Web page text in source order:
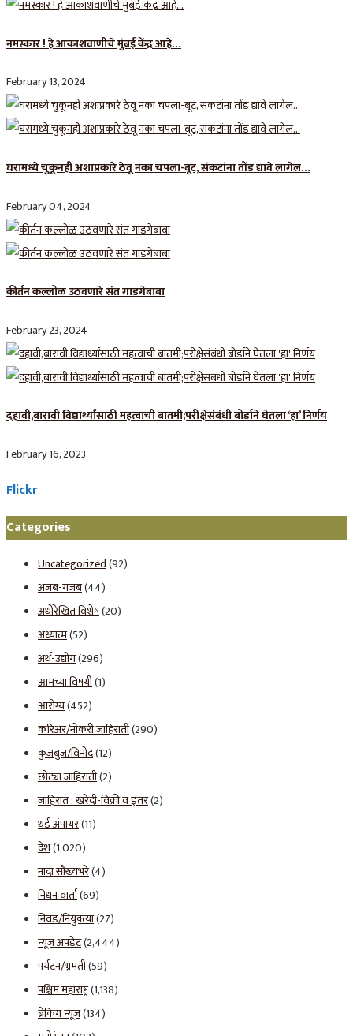
नमस्कार ! हे आकाशवाणीचे मुंबई केंद्र आहे…
February 13, 2024
घरामध्ये चुकूनही अशाप्रकारे ठेवू नका चपला-बूट, संकटांना तोंड द्यावे लागेल…
February 04, 2024
कीर्तन कल्लोळ उठवणारे संत गाडगेबाबा
February 23, 2024
दहावी,बारावी विद्यार्थ्यांसाठी महत्वाची बातमी;परीक्षेसंबंधी बोर्डाने घेतला ‘हा’ निर्णय
February 16, 2023
Flickr
Categories
Uncategorized(92)
अजब-गजब(44)
अधोरेखित विशेष(20)
अध्यात्म(52)
अर्थ-उद्योग(296)
आमच्या विषयी(1)
आरोग्य(452)
करिअर/नोकरी जाहिराती(290)
कुजबुज/विनोद(12)
छोट्या जाहिराती(2)
जाहिरात : खरेदी-विक्री व इतर(2)
थर्ड अंपायर(11)
देश(1,020)
नांदा सौख्यभरे(4)
निधन वार्ता(69)
निवड/नियुक्त्या(27)
न्यूज अपडेट(2,444)
पर्यटन/भ्रमंती(59)
पश्चिम महाराष्ट्र(1,138)
ब्रेकिंग न्यूज(134)